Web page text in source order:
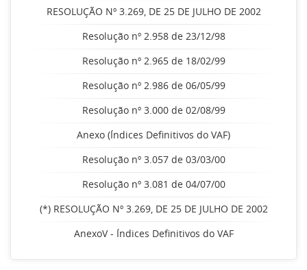
RESOLUÇÃO Nº 3.269, DE 25 DE JULHO DE 2002
Resolução nº 2.958 de 23/12/98
Resolução nº 2.965 de 18/02/99
Resolução nº 2.986 de 06/05/99
Resolução nº 3.000 de 02/08/99
Anexo (Índices Definitivos do VAF)
Resolução nº 3.057 de 03/03/00
Resolução nº 3.081 de 04/07/00
(*) RESOLUÇÃO Nº 3.269, DE 25 DE JULHO DE 2002
AnexoV - Índices Definitivos do VAF